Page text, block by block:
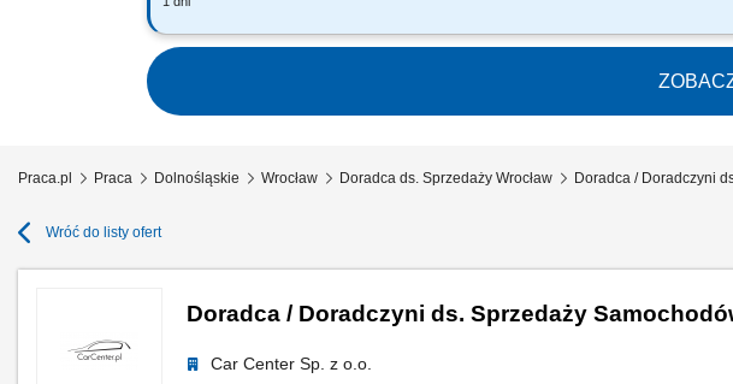
Opis stanowiska Poszukujemy osoby nastawionej na realizację
Praca.pl Praca Dolnośląskie Wrocław Doradca ds. Sprzedaży Wrocław Doradca / Doradczyni
Wróć do listy ofert
Doradca / Doradczyni ds. Sprzedaży
Car Center Sp. z o.o.